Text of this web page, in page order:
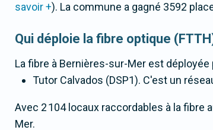
savoir +). La commune a gagné 3592
Qui déploie la fibre optique
La fibre à Bernières-sur-Mer est déployée
Tutor Calvados (DSP1). C'est un
Avec 2 104 locaux raccordables à la fibre
Mer.